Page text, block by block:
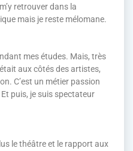
retrouver dans la
mais je reste mélomane.
mes études. Mais, très
aux côtés des artistes,
C’est un métier passion
puis, je suis spectateur
le théâtre et le rapport aux